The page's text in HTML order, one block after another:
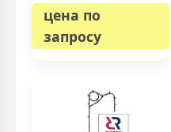
цена по
запросу